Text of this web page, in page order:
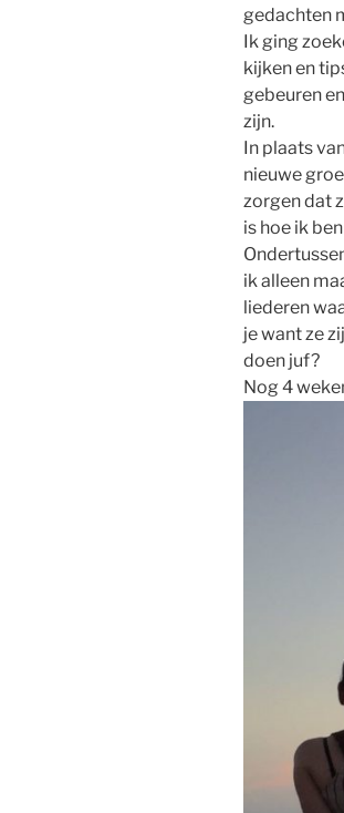
gedachten
Ik ging
kijken en
gebeuren
zijn.
In plaats
nieuwe
zorgen dat
is hoe ik
ik alleen
liederen
je want ze
doen juf?
Nog 4